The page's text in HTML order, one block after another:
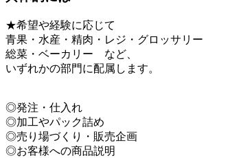
★希望や経験に応じて
青果・水産・精肉・レジ・グロッサリー
総菜・ベーカリー など、
いずれかの部門に配属します。
◎発注・仕入れ
◎加工やパック詰め
◎売り場づくり・販売企画
◎お客様への商品説明